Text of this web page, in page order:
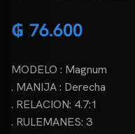
₲ 76.600
MODELO : Magnum
. MANIJA : Derecha
. RELACION: 4.7:1
. RULEMANES: 3